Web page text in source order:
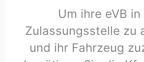
Um ihre eVB
Zulassungsstelle zu
und ihr Fahrzeug